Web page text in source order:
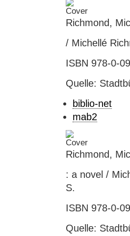
Richmond,
/ Michellé
ISBN 978-0-
Quelle:
biblio-net
mab2
Richmond,
: a novel /
S.
ISBN 978-0-
Quelle: